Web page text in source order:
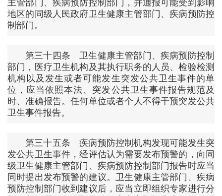
主管部门、疾病预防控制部门，并通报可能受到影响
地区的同级人民政府卫生健康主管部门、疾病预防控
制部门。
第三十四条 卫生健康主管部门、疾病预防控制
部门，医疗卫生机构及其执行职务的人员、检验检测
机构以及发生或者可能发生突发公共卫生事件的单
位，应当依照本法、突发公共卫生事件报告规范及
时、准确报告。任何单位或者个人不得干预突发公共
卫生事件报告。
第三十五条 疾病预防控制机构发现可能发生突
发公共卫生事件，经评估认为需要发布预警的，向同
级卫生健康主管部门、疾病预防控制部门报告时应当
同时提出发布预警的建议。卫生健康主管部门、疾病
预防控制部门收到建议后，应当立即组织专家进行分